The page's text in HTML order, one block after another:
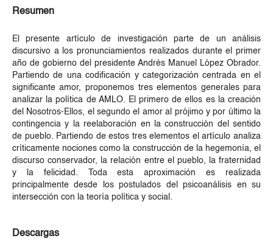
Resumen
El presente artículo de investigación parte de un análisis
discursivo a los pronunciamientos realizados durante el primer
año de gobierno del presidente Andrés Manuel López Obrador.
Partiendo de una codificación y categorización centrada en el
significante amor, proponemos tres elementos generales para
analizar la política de AMLO. El primero de ellos es la creación
del Nosotros-Ellos, el segundo el amor al prójimo y por último la
contingencia y la reelaboración en la construcción del sentido
de pueblo. Partiendo de estos tres elementos el artículo analiza
críticamente nociones como la construcción de la hegemonía, el
discurso conservador, la relación entre el pueblo, la fraternidad
y la felicidad. Toda esta aproximación es realizada
principalmente desde los postulados del psicoanálisis en su
intersección con la teoría política y social.
Descargas